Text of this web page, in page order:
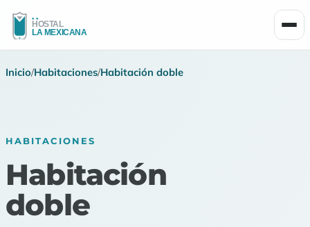
Inicio/Habitaciones/Habitación doble
HABITACIONES
Habitación
doble